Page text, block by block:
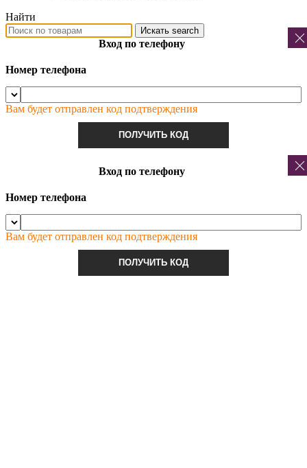
Найти
Искать search
Вход по телефону
Номер телефона
Вам будет отправлен код подтверждения
ПОЛУЧИТЬ КОД
Вход по телефону
Номер телефона
Вам будет отправлен код подтверждения
ПОЛУЧИТЬ КОД